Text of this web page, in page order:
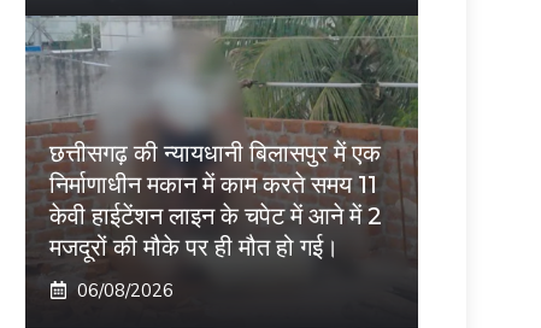
छत्तीसगढ़ की न्यायधानी बिलासपुर में एक
निर्माणाधीन मकान में काम करते समय 11
केवी हाईटेंशन लाइन के चपेट में आने में 2
मजदूरों की मौके पर ही मौत हो गई।
06/08/2026